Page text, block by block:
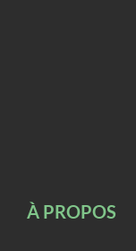
À PROPOS